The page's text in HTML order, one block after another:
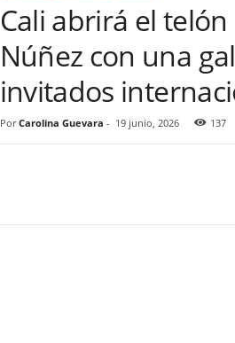
Cali abrirá el
Núñez con una
invitados
Por Carolina Guevara - 19 junio, 2026 137